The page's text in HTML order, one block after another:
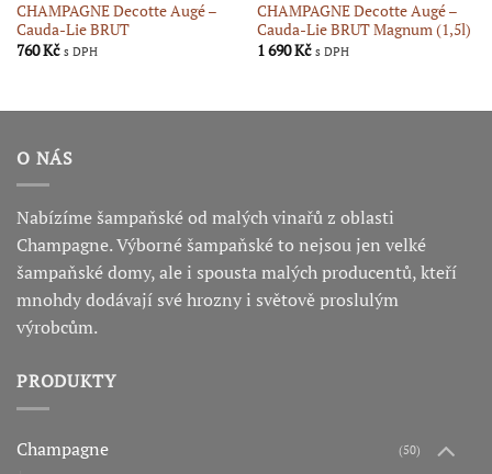
CHAMPAGNE Decotte Augé –
Cauda-Lie BRUT
760Kč s DPH
CHAMPAGNE Decotte Augé –
Cauda-Lie BRUT Magnum (1,5l)
1 690Kč s DPH
O NÁS
Nabízíme šampaňské od malých vinařů z oblasti
Champagne. Výborné šampaňské to nejsou jen velké
šampaňské domy, ale i spousta malých producentů, kteří
mnohdy dodávají své hrozny i světově proslulým
výrobcům.
PRODUKTY
Champagne (50)